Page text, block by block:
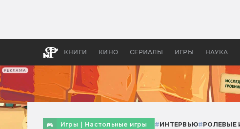
РЕКЛАМА
КНИГИ КИНО СЕРИАЛЫ ИГРЫ НАУКА
бы
Игры Настольные игры #ИНТЕРВЬЮ#РОЛЕВЫЕ